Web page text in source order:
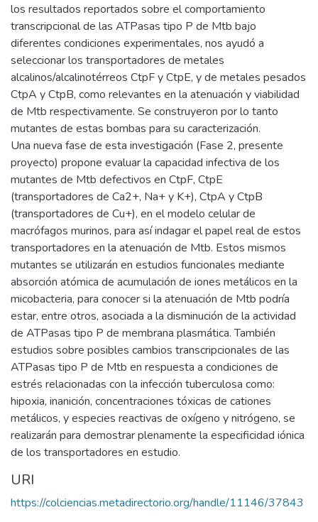
los resultados reportados sobre el comportamiento
transcripcional de las ATPasas tipo P de Mtb bajo
diferentes condiciones experimentales, nos ayudó a
seleccionar los transportadores de metales
alcalinos/alcalinotérreos CtpF y CtpE, y de metales pesados
CtpA y CtpB, como relevantes en la atenuación y viabilidad
de Mtb respectivamente. Se construyeron por lo tanto
mutantes de estas bombas para su caracterización.
Una nueva fase de esta investigación (Fase 2, presente
proyecto) propone evaluar la capacidad infectiva de los
mutantes de Mtb defectivos en CtpF, CtpE
(transportadores de Ca2+, Na+ y K+), CtpA y CtpB
(transportadores de Cu+), en el modelo celular de
macrófagos murinos, para así indagar el papel real de estos
transportadores en la atenuación de Mtb. Estos mismos
mutantes se utilizarán en estudios funcionales mediante
absorción atómica de acumulación de iones metálicos en la
micobacteria, para conocer si la atenuación de Mtb podría
estar, entre otros, asociada a la disminución de la actividad
de ATPasas tipo P de membrana plasmática. También
estudios sobre posibles cambios transcripcionales de las
ATPasas tipo P de Mtb en respuesta a condiciones de
estrés relacionadas con la infección tuberculosa como:
hipoxia, inanición, concentraciones tóxicas de cationes
metálicos, y especies reactivas de oxígeno y nitrógeno, se
realizarán para demostrar plenamente la especificidad iónica
de los transportadores en estudio.
URI
https://colciencias.metadirectorio.org/handle/11146/37843